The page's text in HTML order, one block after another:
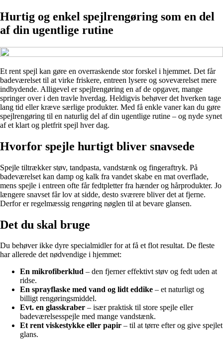
Hurtig og enkel spejlrengøring som en del
af din ugentlige rutine
Et rent spejl kan gøre en overraskende stor forskel i hjemmet. Det får
badeværelset til at virke friskere, entreen lysere og soveværelset mere
indbydende. Alligevel er spejlrengøring en af de opgaver, mange
springer over i den travle hverdag. Heldigvis behøver det hverken tage
lang tid eller kræve særlige produkter. Med få enkle vaner kan du gøre
spejlrengøring til en naturlig del af din ugentlige rutine – og nyde synet
af et klart og pletfrit spejl hver dag.
Hvorfor spejle hurtigt bliver snavsede
Spejle tiltrækker støv, tandpasta, vandstænk og fingeraftryk. På
badeværelset kan damp og kalk fra vandet skabe en mat overflade,
mens spejle i entreen ofte får fedtpletter fra hænder og hårprodukter. Jo
længere snavset får lov at sidde, desto sværere bliver det at fjerne.
Derfor er regelmæssig rengøring nøglen til at bevare glansen.
Det du skal bruge
Du behøver ikke dyre specialmidler for at få et flot resultat. De fleste
har allerede det nødvendige i hjemmet:
En mikrofiberklud – den fjerner effektivt støv og fedt uden at
ridse.
En sprayflaske med vand og lidt eddike – et naturligt og
billigt rengøringsmiddel.
Evt. en glasskraber – især praktisk til store spejle eller
badeværelsesspejle med mange vandstænk.
Et rent viskestykke eller papir – til at tørre efter og give spejlet
glans.